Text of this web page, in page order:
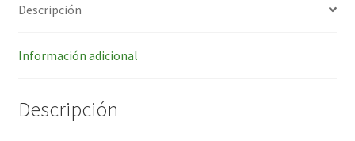
Descripción
Información adicional
Descripción